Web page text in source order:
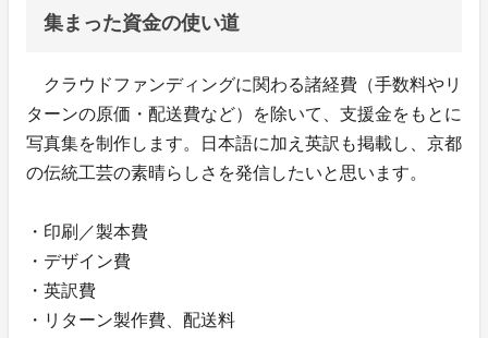
集まった資金の使い道
クラウドファンディングに関わる諸経費（手数料やリ
ターンの原価・配送費など）を除いて、支援金をもとに
写真集を制作します。日本語に加え英訳も掲載し、京都
の伝統工芸の素晴らしさを発信したいと思います。
・印刷／製本費
・デザイン費
・英訳費
・リターン製作費、配送料